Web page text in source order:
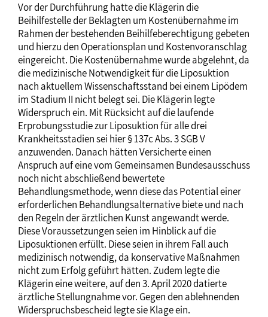
Vor der Durchführung hatte die Klägerin die
Beihilfestelle der Beklagten um Kostenübernahme im
Rahmen der bestehenden Beihilfeberechtigung gebeten
und hierzu den Operationsplan und Kostenvoranschlag
eingereicht. Die Kostenübernahme wurde abgelehnt, da
die medizinische Notwendigkeit für die Liposuktion
nach aktuellem Wissenschaftsstand bei einem Lipödem
im Stadium II nicht belegt sei. Die Klägerin legte
Widerspruch ein. Mit Rücksicht auf die laufende
Erprobungsstudie zur Liposuktion für alle drei
Krankheitsstadien sei hier § 137c Abs. 3 SGB V
anzuwenden. Danach hätten Versicherte einen
Anspruch auf eine vom Gemeinsamen Bundesausschuss
noch nicht abschließend bewertete
Behandlungsmethode, wenn diese das Potential einer
erforderlichen Behandlungsalternative biete und nach
den Regeln der ärztlichen Kunst angewandt werde.
Diese Voraussetzungen seien im Hinblick auf die
Liposuktionen erfüllt. Diese seien in ihrem Fall auch
medizinisch notwendig, da konservative Maßnahmen
nicht zum Erfolg geführt hätten. Zudem legte die
Klägerin eine weitere, auf den 3. April 2020 datierte
ärztliche Stellungnahme vor. Gegen den ablehnenden
Widerspruchsbescheid legte sie Klage ein.